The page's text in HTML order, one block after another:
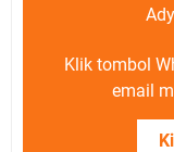
Klik tombol
email